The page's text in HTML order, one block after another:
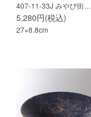
407-11-33J みやび街…
5,280円(税込)
27×8.8cm